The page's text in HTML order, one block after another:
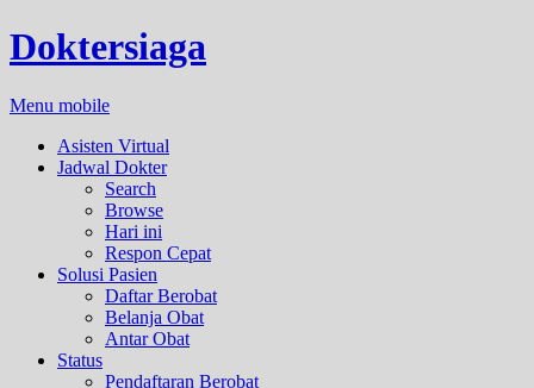
Doktersiaga
Menu mobile
Asisten Virtual
Jadwal Dokter
Search
Browse
Hari ini
Respon Cepat
Solusi Pasien
Daftar Berobat
Belanja Obat
Antar Obat
Status
Pendaftaran Berobat